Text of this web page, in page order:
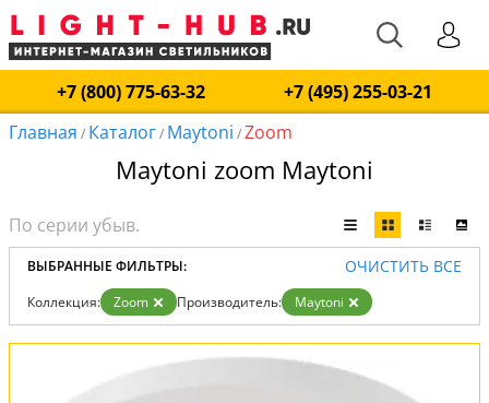
+7 (800) 775-63-32
+7 (495) 255-03-21
Главная / Каталог/ Maytoni /Zoom
Maytoni zoom Maytoni
ВЫБРАННЫЕ ФИЛЬТРЫ: ОЧИСТИТЬ ВСЕ
Коллекция: Zoom Производитель: Maytoni